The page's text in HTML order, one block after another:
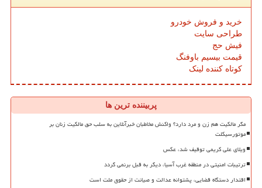
خرید و فروش خودرو
طراحی سایت
فیش حج
قیمت بیسیم باوفنگ
کوتاه کننده لینک
پربیننده ترین ها
مگر مالکیت هم زن و مرد دارد؟ واکنش مخاطبان خبرآنلاین به سلب حق مالکیت زنان بر
موتورسیکلت
ویلای علی کریمی توقیف شد، عکس
ترتیبات امنیتی در منطقه غرب آسیا، دیگر به قبل برنمی گردد
اقتدار دستگاه قضایی، پشتوانه عدالت و صیانت از حقوق ملت است